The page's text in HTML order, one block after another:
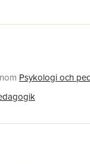
Psykologi och